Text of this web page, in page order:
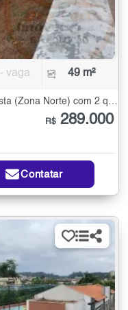
- vaga 49 m²
Apartamento à Venda na Vila Bela Vista (Zona Norte) com 2 quartos - 49 m²
R$ 289.000
Contatar